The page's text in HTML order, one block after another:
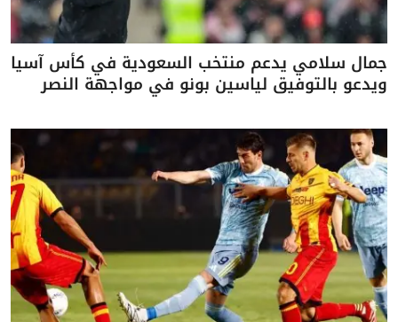
جمال سلامي يدعم منتخب السعودية في كأس آسيا
ويدعو بالتوفيق لياسين بونو في مواجهة النصر